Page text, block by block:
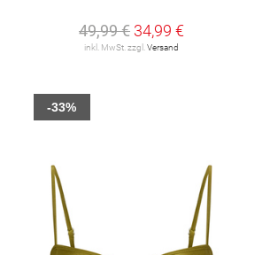
49,99 € 34,99 €
inkl. MwSt. zzgl.Versand
-33%